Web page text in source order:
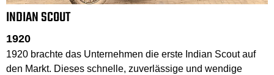
INDIAN SCOUT
1920
1920 brachte das Unternehmen die erste Indian Scout auf
den Markt. Dieses schnelle, zuverlässige und wendige